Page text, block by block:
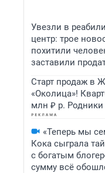
Увезли в
центр: трое
похитили
заставили
Старт продаж в
«Околица»!
млн ₽ р. Родники
«Теперь мы
Кока сыграла
с богатым
сумму всё